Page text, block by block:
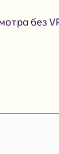
без